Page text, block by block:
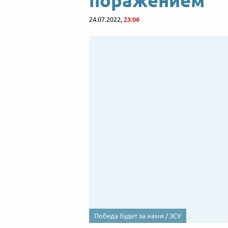
24.07.2022, 23:06
Победа будет за нами / ЗСУ